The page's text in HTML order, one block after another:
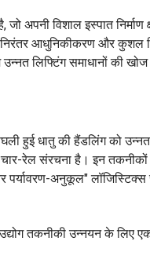
अपनी विशाल इस्पात निर्माण
निरंतर आधुनिकीकरण और कुशल
लिफ्टिंग समाधानों की
हुई धातु की हैंडलिंग को
चार-रेल संरचना है। इन
पर्यावरण-अनुकूल" लॉजिस्टिक्स
तकनीकी उन्नयन के लिए